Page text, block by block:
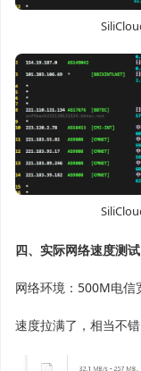
四、实际网络速度测
网络环境：500M电信
速度拉满了，相当不错